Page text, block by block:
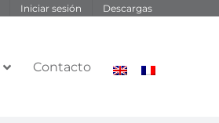
Iniciar sesión Descargas
Contacto